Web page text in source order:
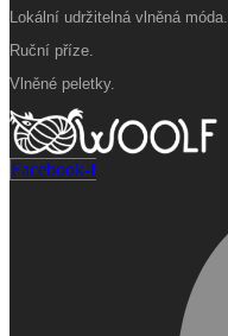
Lokální udržitelná vlněná móda.
Ruční příze.
Vlněné peletky.
Facebook-f